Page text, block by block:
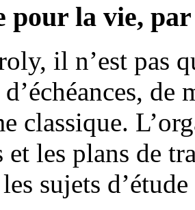
pour la vie,
il n’est pas
de
classique.
et les plans de
sujets d’étude